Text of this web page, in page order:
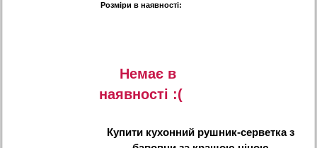
Розміри в наявності:
Немає в
наявностi :(
Купити кухонний рушник-серветка з